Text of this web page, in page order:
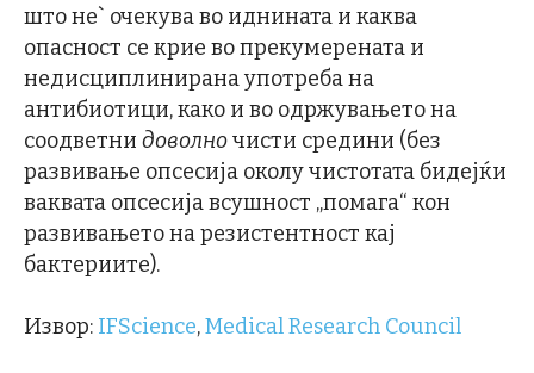
што не` очекува во иднината и каква
опасност се крие во прекумерената и
недисциплинирана употреба на
антибиотици, како и во одржувањето на
соодветни доволночисти средини (без
развивање опсесија околу чистотата бидејќи
ваквата опсесија всушност „помага“ кон
развивањето на резистентност кај
бактериите).
Извор: IFScience,Medical Research Council